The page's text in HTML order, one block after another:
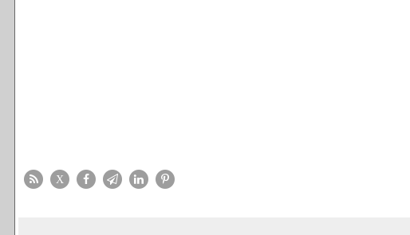
X